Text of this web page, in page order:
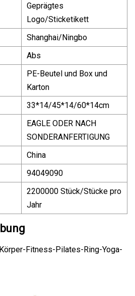
Geprägtes
Logo/Sticketikett
Shanghai/Ningbo
Abs
PE-Beutel und Box und
Karton
33*14/45*14/60*14cm
EAGLE ODER NACH
SONDERANFERTIGUNG
China
94049090
2200000 Stück/Stücke pro
Jahr
Fitness-Pilates-Ring-Yoga-